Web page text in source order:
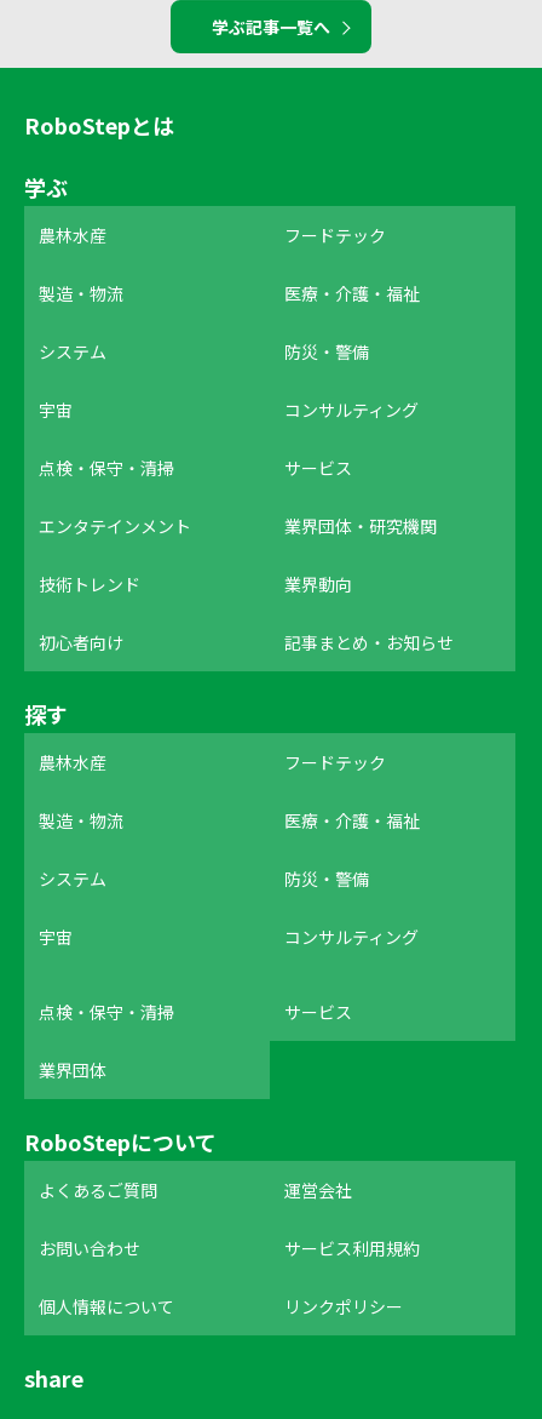
学ぶ記事一覧へ
RoboStepとは
学ぶ
農林水産 フードテック
製造・物流 医療・介護・福祉
システム 防災・警備
宇宙 コンサルティング
点検・保守・清掃 サービス
エンタテインメント 業界団体・研究機関
技術トレンド 業界動向
初心者向け 記事まとめ・お知らせ
探す
農林水産 フードテック
製造・物流 医療・介護・福祉
システム 防災・警備
宇宙 コンサルティング
点検・保守・清掃 サービス
業界団体
RoboStepについて
よくあるご質問 運営会社
お問い合わせ サービス利用規約
個人情報について リンクポリシー
share